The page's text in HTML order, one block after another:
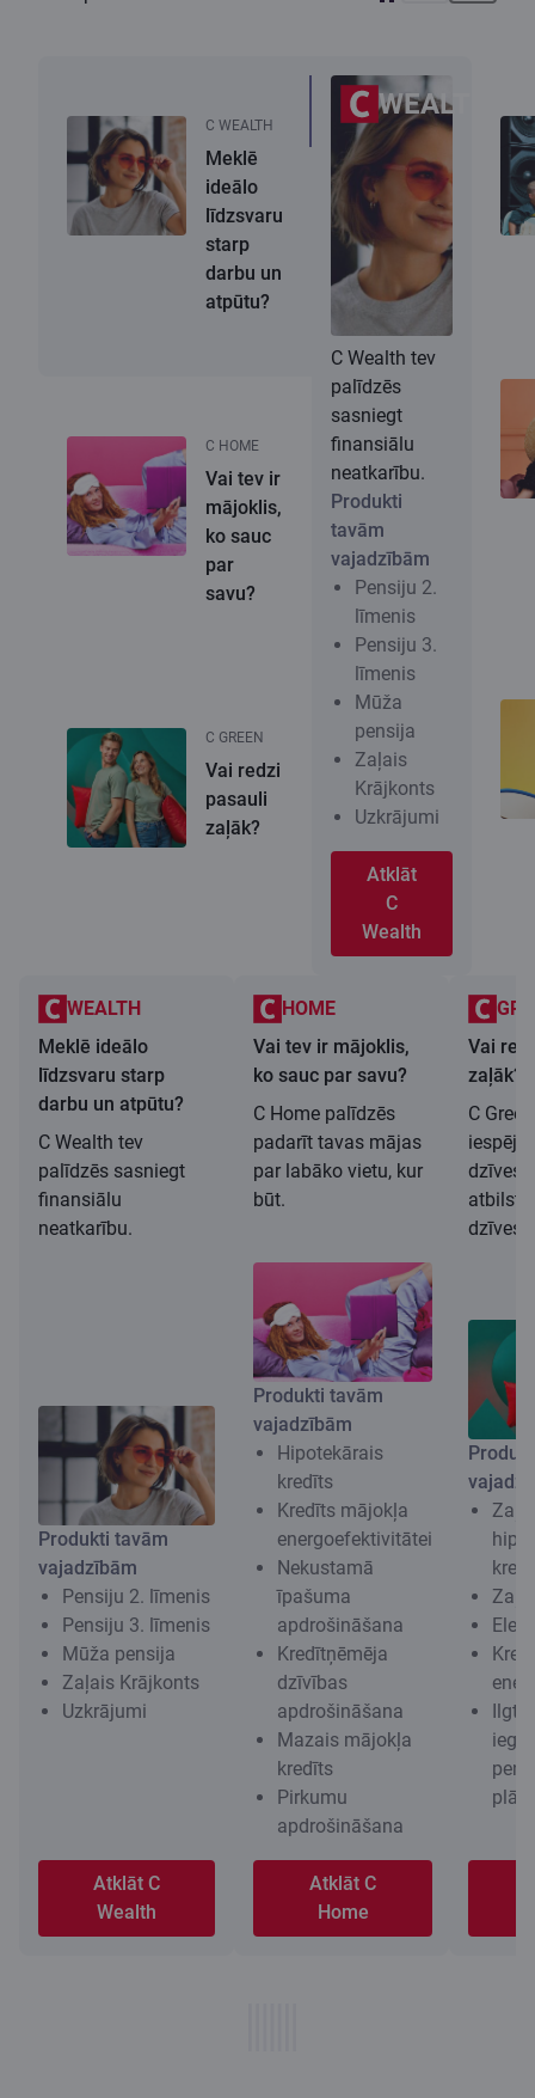
WEALTH
C Wealth tev
palīdzēs
sasniegt
finansiālu
neatkarību.
Produkti
tavām
vajadzībām
Pensiju 2.
līmenis
Pensiju 3.
līmenis
Mūža
pensija
Zaļais
Krājkonts
Uzkrājumi
Atklāt
C
Wealth
C WEALTH
Meklē
ideālo
līdzsvaru
starp
darbu un
atpūtu?
C HOME
Vai tev ir
mājoklis,
ko sauc
par
savu?
C GREEN
Vai redzi
pasauli
zaļāk?
WEALTH
Meklē ideālo
līdzsvaru starp
darbu un atpūtu?
C Wealth tev
palīdzēs sasniegt
finansiālu
neatkarību.
Produkti tavām
vajadzībām
Pensiju 2. līmenis
Pensiju 3. līmenis
Mūža pensija
Zaļais Krājkonts
Uzkrājumi
Atklāt C
Wealth
HOME
Vai tev ir mājoklis,
ko sauc par savu?
C Home palīdzēs
padarīt tavas mājas
par labāko vietu, kur
būt.
Produkti tavām
vajadzībām
Hipotekārais
kredīts
Kredīts mājokļa
energoefektivitātei
Nekustamā
īpašuma
apdrošināšana
Kredītņēmēja
dzīvības
apdrošināšana
Mazais mājokļa
kredīts
Pirkumu
apdrošināšana
Atklāt C
Home
Vai
zaļāk?
C
iespēju
dzīves